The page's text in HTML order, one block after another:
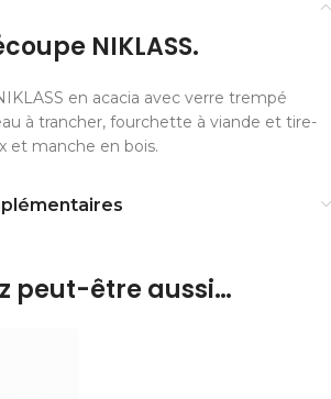
NIKLASS.
en acacia avec verre trempé
à trancher, fourchette à viande et tire-
et manche en bois.
peut-être aussi…